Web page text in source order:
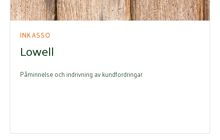
INKASSO
Lowell
Påminnelse och indrivning av kundfordringar.